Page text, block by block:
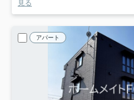
見る
アパート